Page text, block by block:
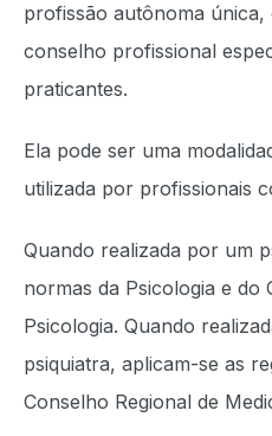
profissão autônoma
conselho profissional
praticantes.
Ela pode ser uma
utilizada por profissionais
Quando realizada por um
normas da Psicologia e do
Psicologia. Quando
psiquiatra, aplicam-se as
Conselho Regional de